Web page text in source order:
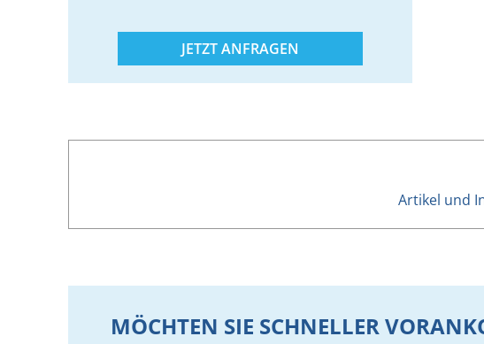
JETZT ANFRAGEN
Artikel und
MÖCHTEN SIE SCHNELLER